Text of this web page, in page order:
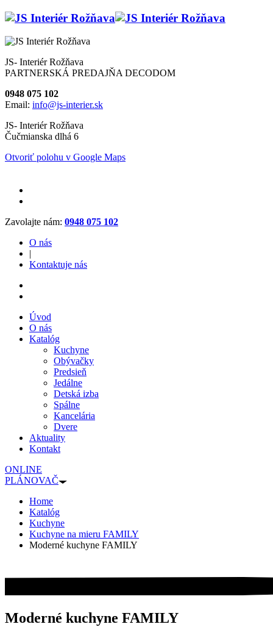
JS- Interiér Rožňava
PARTNERSKÁ PREDAJŇA DECODOM
0948 075 102
Email: info@js-interier.sk
JS- Interiér Rožňava
Čučmianska dlhá 6
Otvoriť polohu v Google Maps
Zavolajte nám: 0948 075 102
O nás
|
Kontaktuje nás
Úvod
O nás
Katalóg
Kuchyne
Obývačky
Predsieň
Jedálne
Detská izba
Spálne
Kancelária
Dvere
Aktuality
Kontakt
ONLINE
PLÁNOVAČ
Home
Katalóg
Kuchyne
Kuchyne na mieru FAMILY
Moderné kuchyne FAMILY
Moderné kuchyne FAMILY